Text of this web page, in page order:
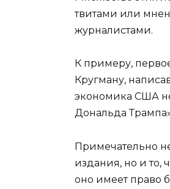
твитами или
журналистами.
К примеру,
Кругману,
экономика США
Дональда
Примечательно
издания, но и то,
оно имеет право